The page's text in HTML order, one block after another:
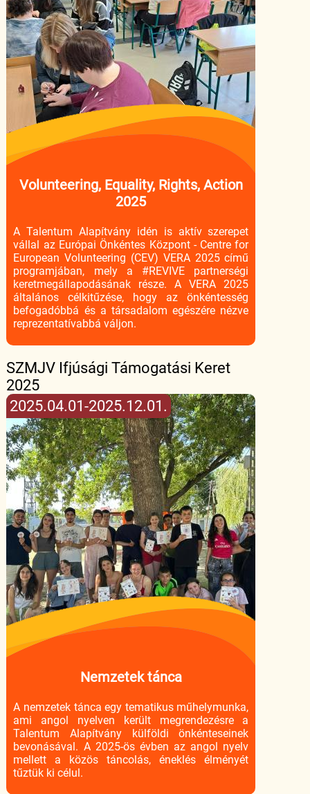
Volunteering, Equality, Rights, Action
2025
A Talentum Alapítvány idén is aktív szerepet
vállal az Európai Önkéntes Központ - Centre for
European Volunteering (CEV) VERA 2025 című
programjában, mely a #REVIVE partnerségi
keretmegállapodásának része. A VERA 2025
általános célkitűzése, hogy az önkéntesség
befogadóbbá és a társadalom egészére nézve
reprezentatívabbá váljon.
SZMJV Ifjúsági Támogatási Keret
2025
2025.04.01-2025.12.01.
Nemzetek tánca
A nemzetek tánca egy tematikus műhelymunka,
ami angol nyelven került megrendezésre a
Talentum Alapítvány külföldi önkénteseinek
bevonásával. A 2025-ös évben az angol nyelv
mellett a közös táncolás, éneklés élményét
tűztük ki célul.